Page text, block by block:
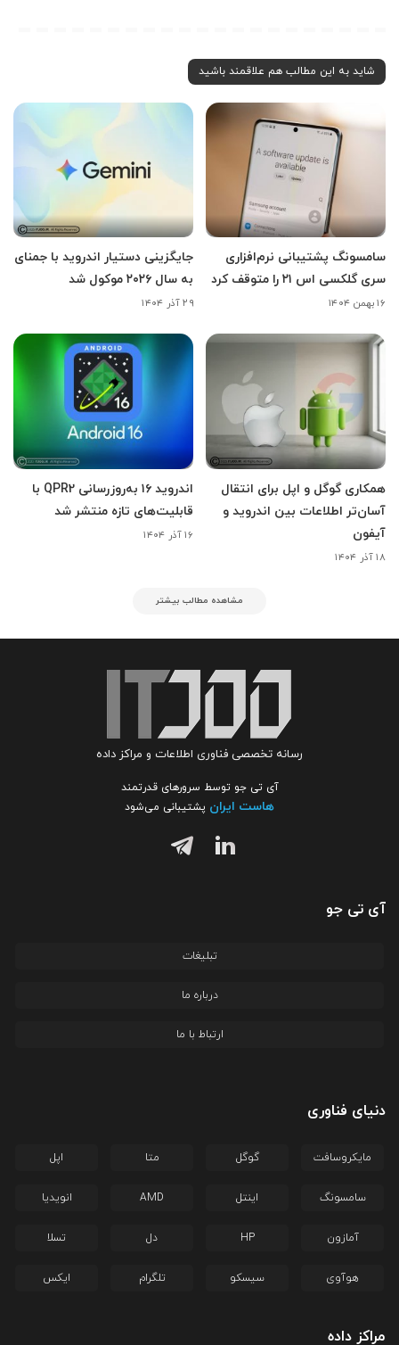
شاید به این مطالب هم علاقمند باشید
سامسونگ پشتیبانی نرم‌افزاری
سری گلکسی اس ۲۱ را متوقف کرد
۱۶ بهمن ۱۴۰۴
جایگزینی دستیار اندروید با جمنای
به سال ۲۰۲۶ موکول شد
۲۹ آذر ۱۴۰۴
همکاری گوگل و اپل برای انتقال
آسان‌تر اطلاعات بین اندروید و
آیفون
۱۸ آذر ۱۴۰۴
اندروید ۱۶ به‌روزرسانی QPR2 با
قابلیت‌های تازه منتشر شد
۱۶ آذر ۱۴۰۴
مشاهده مطالب بیشتر
رسانه تخصصی فناوری اطلاعات و مراکز داده
آی تی جو توسط سرورهای قدرتمند
هاست ایران پشتیبانی می‌شود
آی تی جو
تبلیغات
درباره ما
ارتباط با ما
دنیای فناوری
مایکروسافت گوگل متا اپل
سامسونگ اینتل AMD انویدیا
آمازون HP دل تسلا
هوآوی سیسکو تلگرام ایکس
مراکز داده